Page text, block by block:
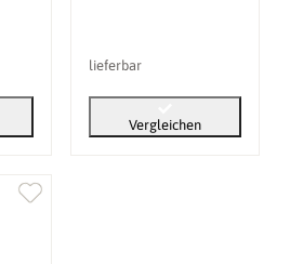
lieferbar
Vergleichen